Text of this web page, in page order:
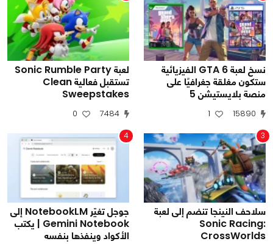
نسخ لعبة GTA 6 الفيزيائية
ستكون مغلقة جغرافيًا على
منصة بلايستيشن 5
15890
1
لعبة Sonic Rumble Party
تستقبل فعالية Clean
Sweepstakes
7484
0
3
سلاحف النينجا تنضم إلى لعبة
Sonic Racing:
CrossWorlds
4
جوجل تغيّر NotebookLM إلى
Gemini Notebook | يكتب
الأكواد وينفذها بنفسه